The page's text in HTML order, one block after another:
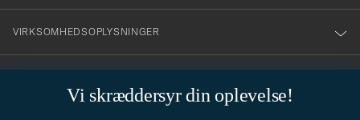
Vi skræddersyr din oplevelse!
VIRKSOMHEDSOPLYSNINGER